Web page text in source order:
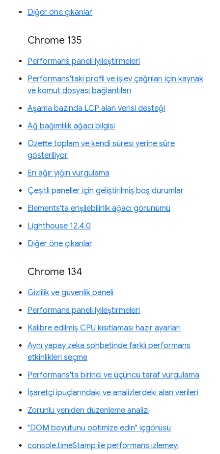
Diğer öne çıkanlar
Chrome 135
Performans paneli iyileştirmeleri
Performans'taki profil ve işlev çağrıları için kaynak
ve komut dosyası bağlantıları
Aşama bazında LCP alan verisi desteği
Ağ bağımlılık ağacı bilgisi
Özette toplam ve kendi süresi yerine süre
gösteriliyor
En ağır yığın vurgulama
Çeşitli paneller için geliştirilmiş boş durumlar
Elements'ta erişilebilirlik ağacı görünümü
Lighthouse 12.4.0
Diğer öne çıkanlar
Chrome 134
Gizlilik ve güvenlik paneli
Performans paneli iyileştirmeleri
Kalibre edilmiş CPU kısıtlaması hazır ayarları
Aynı yapay zeka sohbetinde farklı performans
etkinlikleri seçme
Performans'ta birinci ve üçüncü taraf vurgulama
İşaretçi ipuçlarındaki ve analizlerdeki alan verileri
Zorunlu yeniden düzenleme analizi
"DOM boyutunu optimize edin" içgörüsü
console.timeStamp ile performans izlemeyi